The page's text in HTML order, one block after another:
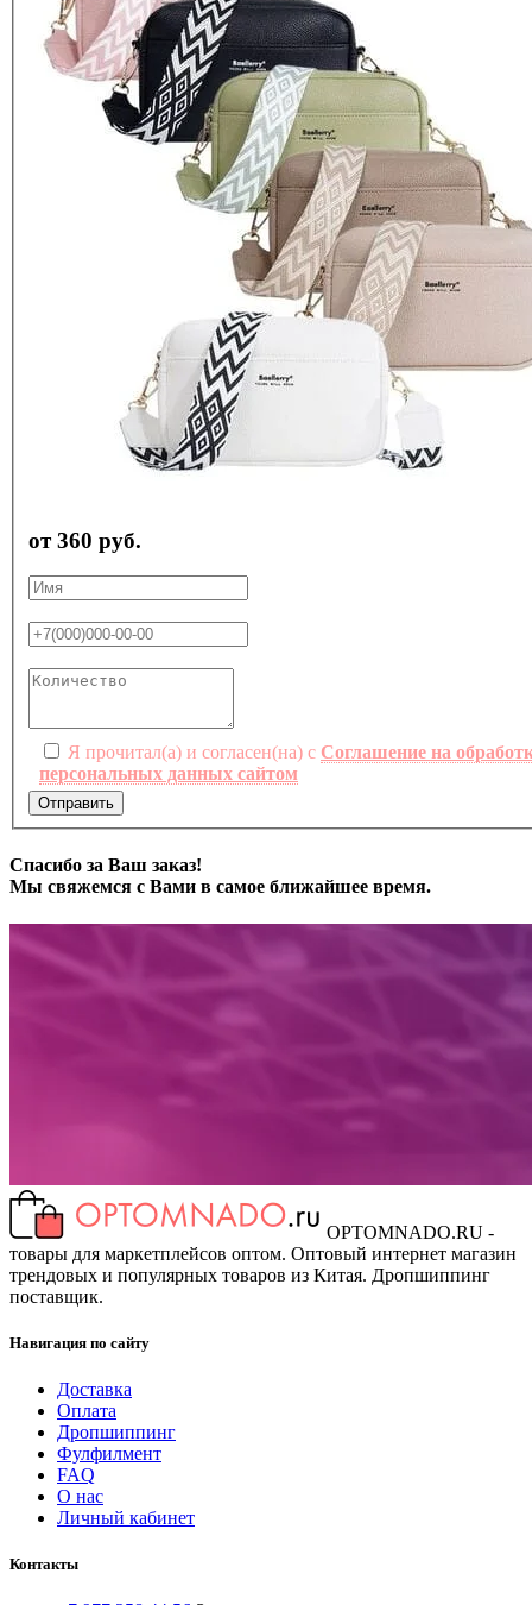
от 360 руб.
Я прочитал(а) и согласен(на) с Соглашение на
персональных данных сайтом
Отправить
Спасибо за Ваш заказ!
Мы свяжемся с Вами в самое ближайшее время.
OPTOMNADO.RU -
товары для маркетплейсов оптом. Оптовый интернет магазин
трендовых и популярных товаров из Китая. Дропшиппинг
поставщик.
Навигация по сайту
Доставка
Оплата
Дропшиппинг
Фулфилмент
FAQ
О нас
Личный кабинет
Контакты